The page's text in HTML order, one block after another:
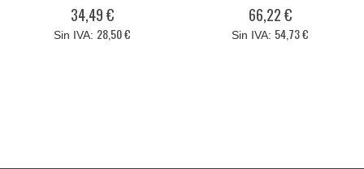
34,49 €
28,50 €
66,22 €
54,73 €